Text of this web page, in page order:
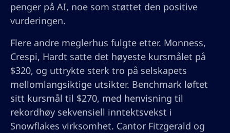
penger på AI, noe som støttet den positive
vurderingen.
Flere andre meglerhus fulgte etter. Monness,
Crespi, Hardt satte det høyeste kursmålet på
$320, og uttrykte sterk tro på selskapets
mellomlangsiktige utsikter. Benchmark løftet
sitt kursmål til $270, med henvisning til
rekordhøy sekvensiell inntektsvekst i
Snowflakes virksomhet. Cantor Fitzgerald og